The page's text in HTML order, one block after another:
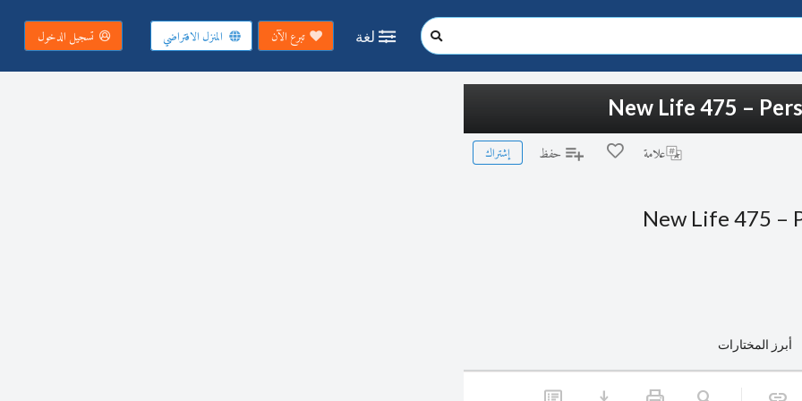
لغة تبرع الآن المنزل الافتراضي تسجيل الدخول
New Life 475 –
علامة حفظ إشتراك
New Life 475 –
أبرز المختارات